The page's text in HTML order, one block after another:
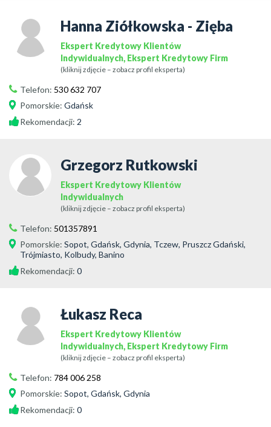
Hanna Ziółkowska - Zięba
Ekspert Kredytowy Klientów
Indywidualnych, Ekspert Kredytowy Firm
(kliknij zdjęcie – zobacz profil eksperta)
Telefon: 530 632 707
Pomorskie: Gdańsk
Rekomendacji: 2
Grzegorz Rutkowski
Ekspert Kredytowy Klientów
Indywidualnych
(kliknij zdjęcie – zobacz profil eksperta)
Telefon: 501357891
Pomorskie: Sopot, Gdańsk, Gdynia, Tczew, Pruszcz Gdański,
Trójmiasto, Kolbudy, Banino
Rekomendacji: 0
Łukasz Reca
Ekspert Kredytowy Klientów
Indywidualnych, Ekspert Kredytowy Firm
(kliknij zdjęcie – zobacz profil eksperta)
Telefon: 784 006 258
Pomorskie: Sopot, Gdańsk, Gdynia
Rekomendacji: 0